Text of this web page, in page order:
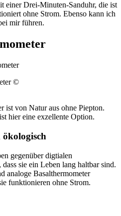
einer Drei-Minuten-Sanduhr, die ist
ohne Strom. Ebenso kann ich
mir führen.
©
ist von Natur aus ohne Piepton.
hier eine exzellente Option.
gegenüber digtialen
sie ein Leben lang haltbar sind.
analoge Basalthermometer
funktionieren ohne Strom.